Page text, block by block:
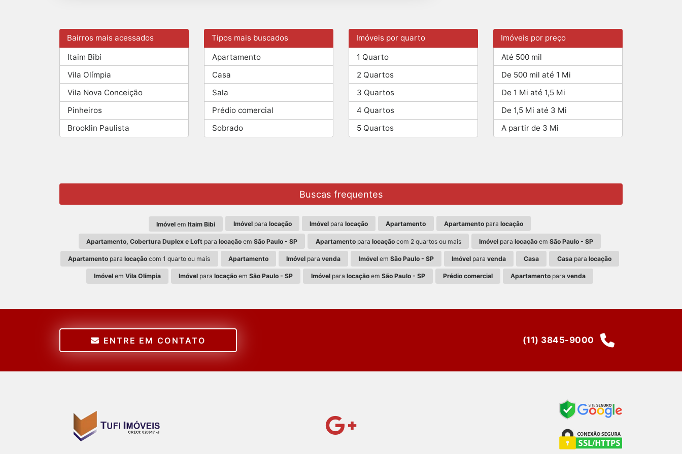
Bairros mais acessados
Itaim Bibi
Vila Olímpia
Vila Nova Conceição
Pinheiros
Brooklin Paulista
Tipos mais buscados
Apartamento
Casa
Sala
Prédio comercial
Sobrado
Imóveis por quarto
1 Quarto
2 Quartos
3 Quartos
4 Quartos
5 Quartos
Imóveis por preço
Até 500 mil
De 500 mil até 1 Mi
De 1 Mi até 1,5 Mi
De 1,5 Mi até 3 Mi
A partir de 3 Mi
Buscas frequentes
Imóvel emItaim Bibi Imóvelpara locação Imóvel para locação Apartamento Apartamentopara locação
Apartamento, Cobertura Duplex e Loft paralocação emSão Paulo - SP Apartamentopara locaçãocom 2 quartos ou mais Imóvelpara locaçãoem São Paulo - SP
Apartamento paralocação com 1 quarto ou mais Apartamento Imóvel paravenda Imóvelem São Paulo - SP Imóvelpara venda Casa Casapara locação
Imóvelem Vila Olímpia Imóvel paralocação emSão Paulo - SP Imóvelpara locaçãoem São Paulo - SP Prédio comercial Apartamento paravenda
ENTRE EM CONTATO (11) 3845-9000